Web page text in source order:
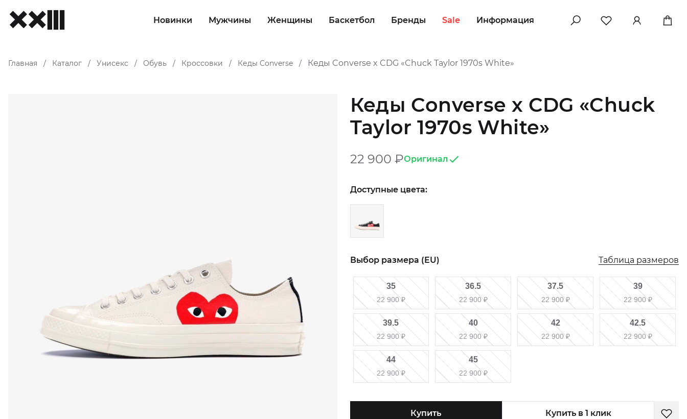
Новинки Мужчины Женщины Баскетбол Бренды Sale Информация
Главная / Каталог / Унисекс / Обувь / Кроссовки / Кеды Converse / Кеды Converse x CDG «Chuck Taylor 1970s White»
Кеды Converse x CDG «Chuck
Taylor 1970s White»
22 900 ₽Оригинал
Доступные цвета:
Выбор размера (EU) Таблица размеров
35
22 900₽
36.5
22 900₽
37.5
22 900₽
39
22 900₽
39.5
22 900₽
40
22 900₽
42
22 900₽
42.5
22 900₽
44
22 900₽
45
22 900₽
Купить Купить в 1 клик